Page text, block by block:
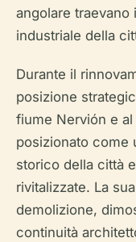
angolare traevano
industriale della
Durante il
posizione
fiume Nervión e
posizionato come
storico della città
rivitalizzate. La
demolizione,
continuità